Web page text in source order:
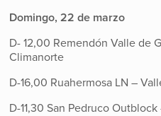
Domingo, 22 de marzo
D- 12,00 Remendón Valle de
Climanorte
D-16,00 Ruahermosa LN –
D-11,30 San Pedruco